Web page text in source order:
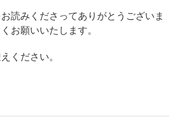
読みくださってありがとうございま
お願いいたします。
ください。